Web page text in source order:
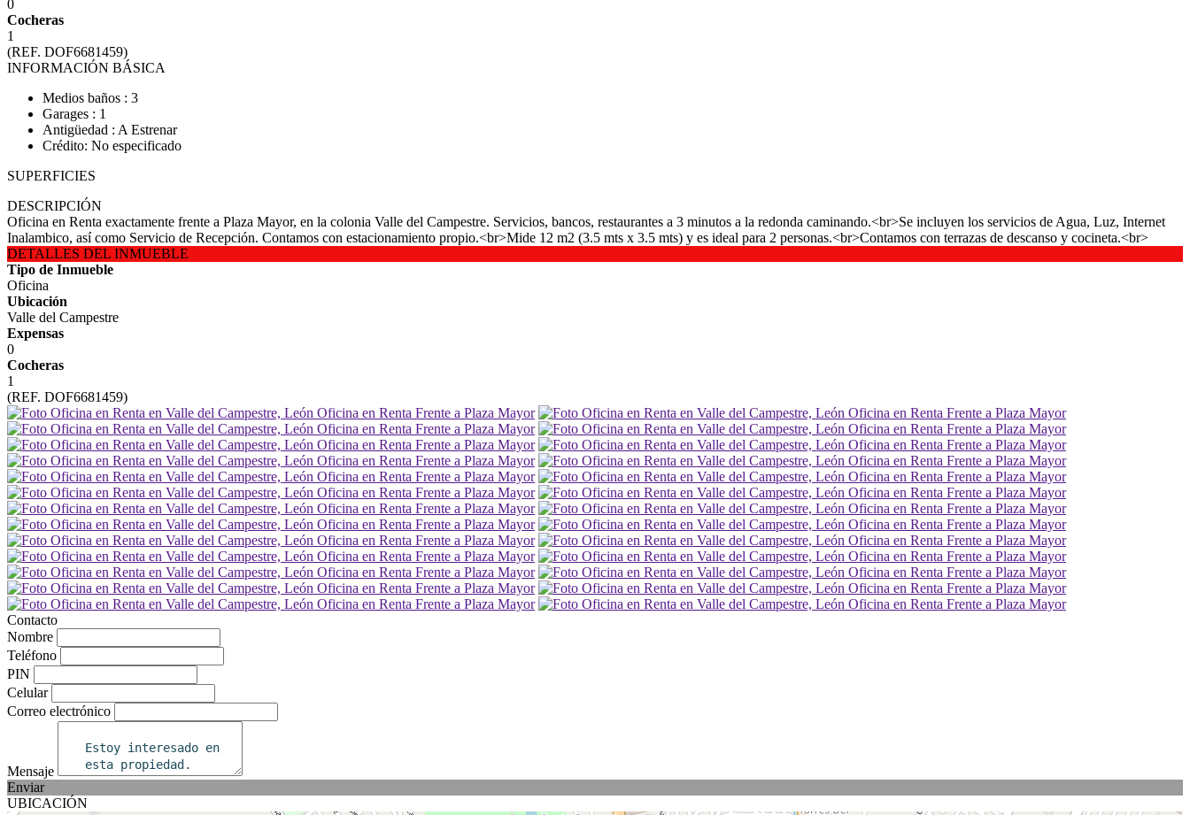
0
Cocheras
1
(REF. DOF6681459)
INFORMACIÓN BÁSICA
Medios baños : 3
Garages : 1
Antigüedad : A Estrenar
Crédito: No especificado
SUPERFICIES
DESCRIPCIÓN
Oficina en Renta exactamente frente a Plaza Mayor, en la colonia Valle del Campestre. Servicios, bancos, restaurantes a 3 minutos a la redonda caminando.<br>Se incluyen los servicios de Agua, Luz, Internet
Inalambico, así como Servicio de Recepción. Contamos con estacionamiento propio.<br>Mide 12 m2 (3.5 mts x 3.5 mts) y es ideal para 2 personas.<br>Contamos con terrazas de descanso y cocineta.<br>
DETALLES DEL INMUEBLE
Tipo de Inmueble
Oficina
Ubicación
Valle del Campestre
Expensas
0
Cocheras
1
(REF. DOF6681459)
Contacto
Nombre
Teléfono
PIN
Celular
Correo electrónico
Mensaje
Enviar
UBICACIÓN